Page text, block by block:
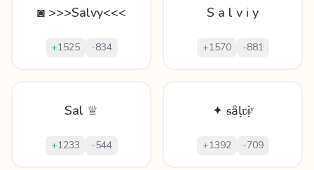
◙ >>>Salvy<<<
+1525 -834
S a l v i y
+1570 -881
Sal ♕
+1233 -544
✦ ᵴȃḷʋịʸ
+1392 -709